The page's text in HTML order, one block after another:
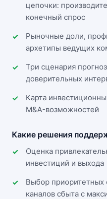
цепочки:
конечный спрос
Рыночные доли,
архетипы ведущих
Три сценария
доверительных
Карта
M&A-возможностей
Какие решения
Оценка
инвестиций и выхода
Выбор приоритетных
каналов сбыта с